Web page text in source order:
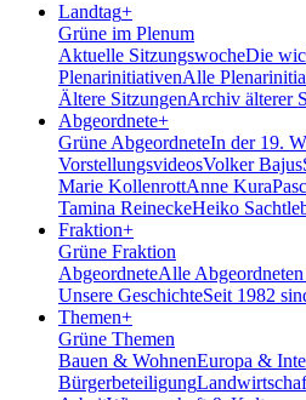
Landtag+
Grüne im Plenum
Aktuelle SitzungswocheDie
PlenarinitiativenAlle
Ältere SitzungenArchiv älterer
Abgeordnete+
Grüne AbgeordneteIn der 19.
VorstellungsvideosVolker Bajus
Marie KollenrottAnne Kura
Tamina ReineckeHeiko
Fraktion+
Grüne Fraktion
AbgeordneteAlle
Unsere GeschichteSeit 1982
Themen+
Grüne Themen
Bauen & WohnenEuropa &
Bürgerbeteiligung